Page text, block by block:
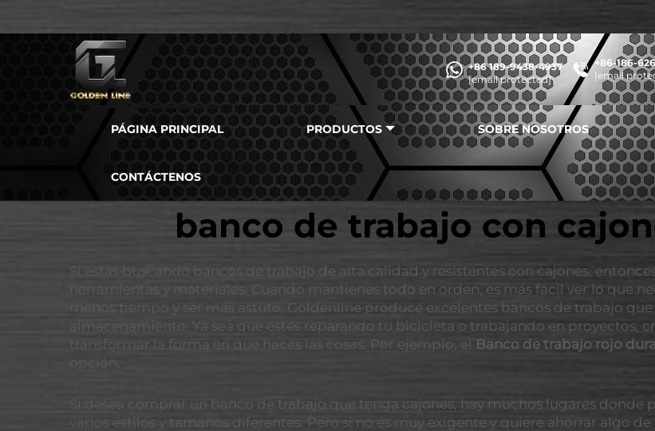
+86 189-9438-4937
[email protected]
+86-186-
[email
PÁGINA PRINCIPAL PRODUCTOS SOBRE NOSOTROS
CONTÁCTENOS
banco de trabajo con
Si estás buscando bancos de trabajo de alta calidad y resistentes con cajones,
herramientas y materiales. Cuando mantienes todo en orden, es más fácil ver lo que
menos tiempo y ser más astuto. Goldenline produce excelentes bancos de trabajo
almacenamiento. Ya sea que estés reparando tu bicicleta o trabajando en proyectos,
transformar la forma en que haces las cosas. Por ejemplo, el Banco de trabajo rojo
opción.
Si desea comprar un banco de trabajo que tenga cajones, hay muchos lugares donde
varios estilos y tamaños diferentes. Pero si no es muy exigente y quiere ahorrar algo